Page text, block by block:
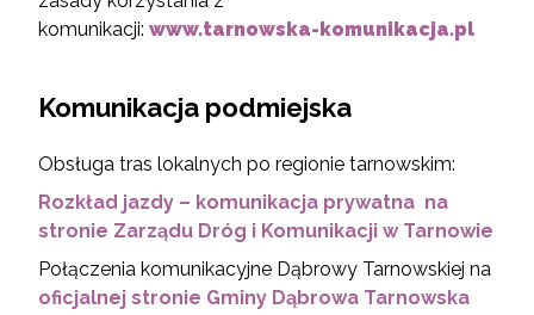
komunikacji: www.tarnowska-komunikacja.pl
Komunikacja podmiejska
Obsługa tras lokalnych po regionie tarnowskim:
Rozkład jazdy – komunikacja prywatna na
stronie Zarządu Dróg i Komunikacji w Tarnowie
Połączenia komunikacyjne Dąbrowy Tarnowskiej na
oficjalnej stronie Gminy Dąbrowa Tarnowska